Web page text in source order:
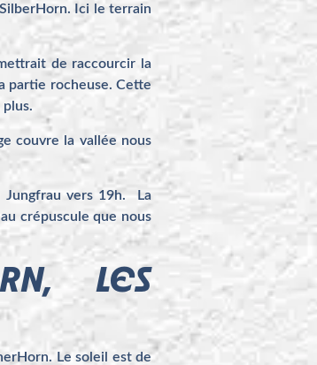
Ici le terrain
de raccourcir la
partie rocheuse. Cette
couvre la vallée nous
Jungfrau vers 19h. La
crépuscule que nous
LES
Le soleil est de